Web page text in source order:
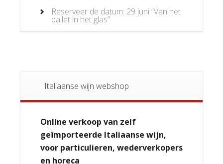
Reserveer de datum: 29 juni “Van het
pallet in het glas”
Italiaanse wijn webshop
Online verkoop van zelf
geïmporteerde Italiaanse wijn,
voor particulieren, wederverkopers
en horeca